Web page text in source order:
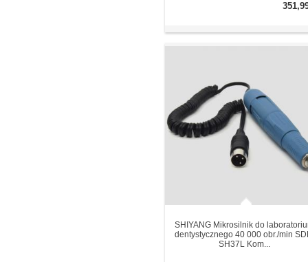
SHIYANG Mikrosilnik do
dentystycznego 40 000 obr./min
SH37L Kom...